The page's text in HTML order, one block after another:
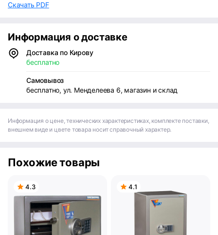
Скачать PDF
Информация о доставке
Доставка по Кирову
бесплатно
Самовывоз
бесплатно, ул. Менделеева 6, магазин и склад
Информация о цене, технических характеристиках, комплекте поставки,
внешнем виде и цвете товара носит справочный характер.
Похожие товары
4.3 4.1